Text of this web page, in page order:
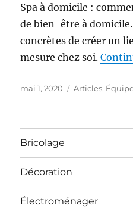
Spa à domicile :
de bien-être à
concrètes de créer un
mesure chez soi.
Publié
mai 1, 2020 Catégories
Articles,
Bricolage
Décoration
Électroménager